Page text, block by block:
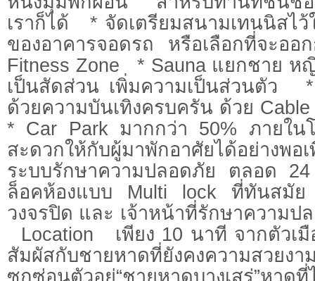
เราก็ได้ * จัดเตรียมสนามเทนนิสไ
ของอาคารจอดรถ หรือเลือกที่จะออ
Fitness Zone * Sauna แยกชาย ห
เป็นสัดส่วน เพิ่มความเป็นส่วนตัว
ด้วยความบันเทิงครบครัน ด้วย
* Car Park มากกว่า 50% ภายใน
สะดวกให้กับผู้มาพักอาศัยได้อย่า
ระบบรักษาความปลอดภัย ตลอด
ล็อคห้องแบบ Multi lock ที่ทันส
วงจรปิด และ เจ้าหน้าที่รักษาควา
Location เพียง 10 นาที จากตัวเ
สัมผัสกับชายหาดที่ยังคงความสวย
ซุกซ่อนตัวอยู่“ชายหาดบางเสร่”หาด